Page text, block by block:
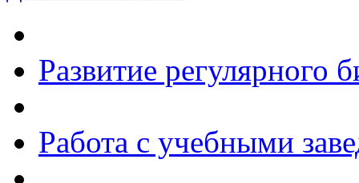
Развитие регулярного
Работа с учебными